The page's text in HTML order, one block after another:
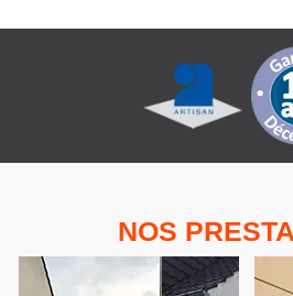
NOS